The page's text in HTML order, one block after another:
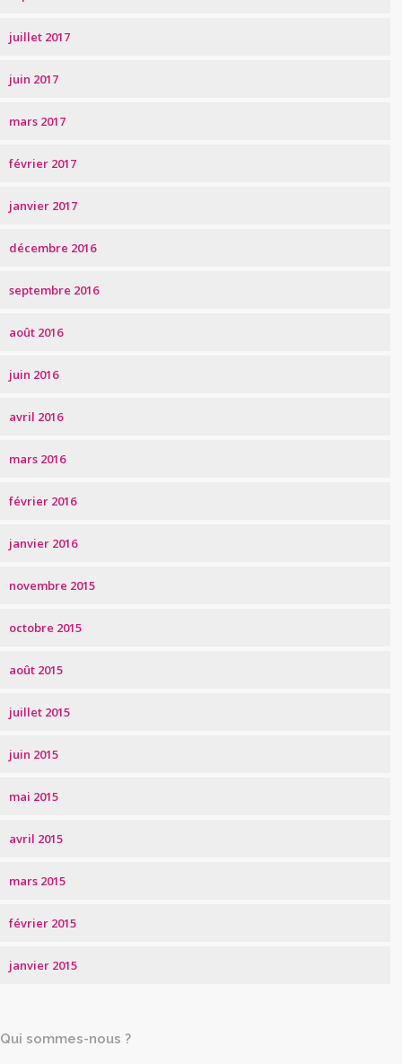
juillet 2017
juin 2017
mars 2017
février 2017
janvier 2017
décembre 2016
septembre 2016
août 2016
juin 2016
avril 2016
mars 2016
février 2016
janvier 2016
novembre 2015
octobre 2015
août 2015
juillet 2015
juin 2015
mai 2015
avril 2015
mars 2015
février 2015
janvier 2015
Qui sommes-nous ?